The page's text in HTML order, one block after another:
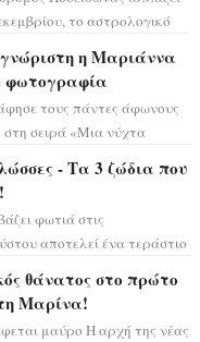
το αστρολογικό
η Μαριάννα
φωτογραφία
τους πάντες άφωνους
σειρά «Μια νύχτα
- Τα 3 ζώδια που
φωτιά στις
αποτελεί ένα τεράστιο
θάνατος στο πρώτο
Μαρίνα!
μαύρο Η αρχή της νέας